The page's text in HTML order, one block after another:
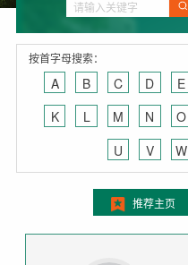
按首字母搜索：
A B C D E
K
L M N O
U
V W
推荐主页